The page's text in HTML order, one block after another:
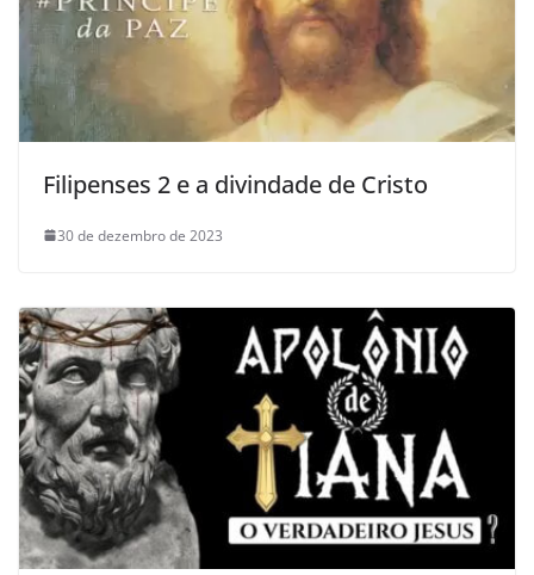
Filipenses 2 e a divindade de Cristo
30 de dezembro de 2023